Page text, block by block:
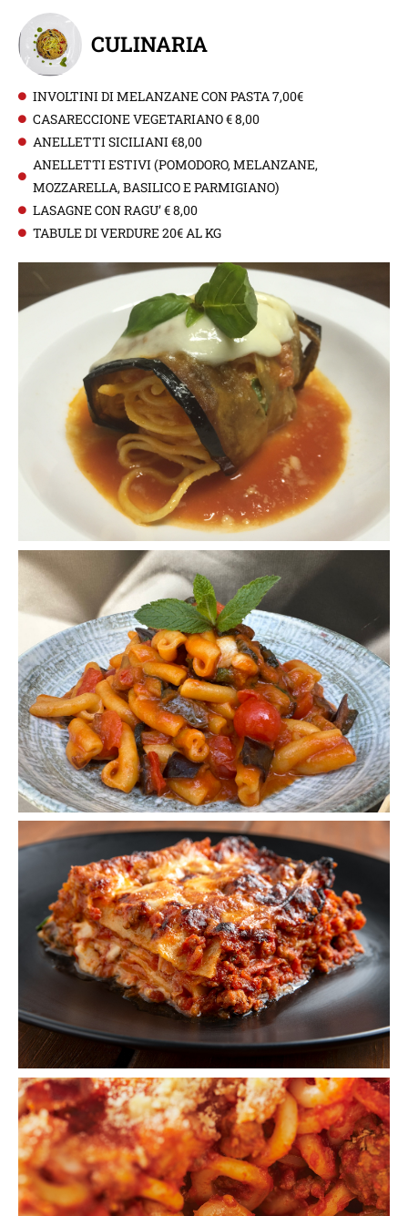
CULINARIA
INVOLTINI DI MELANZANE CON PASTA 7,00€
CASARECCIONE VEGETARIANO € 8,00
ANELLETTI SICILIANI €8,00
ANELLETTI ESTIVI (POMODORO, MELANZANE,
MOZZARELLA, BASILICO E PARMIGIANO)
LASAGNE CON RAGU’ € 8,00
TABULE DI VERDURE 20€ AL KG